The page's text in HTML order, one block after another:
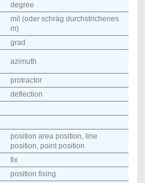
degree
mil (oder schräg durchstrichenes
m)
grad
azimuth
protractor
deflection
position area position, line
position, point position
fix
position fixing